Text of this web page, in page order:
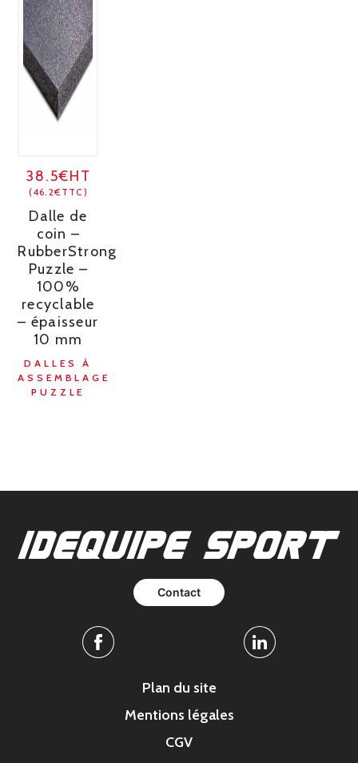
38.5€HT
(46.2€TTC)
Dalle de
coin –
RubberStrong
Puzzle –
100%
recyclable
– épaisseur
10 mm
DALLES À
ASSEMBLAGE
PUZZLE
Contact
Facebook Linkedin
Plan du site
Mentions légales
CGV